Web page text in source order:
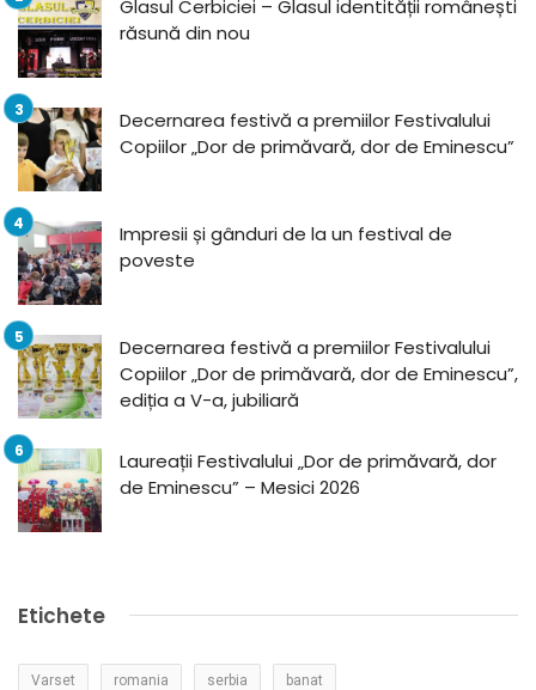
Glasul Cerbiciei – Glasul identității românești
răsună din nou
Decernarea festivă a premiilor Festivalului
Copiilor „Dor de primăvară, dor de Eminescu”
Impresii și gânduri de la un festival de
poveste
Decernarea festivă a premiilor Festivalului
Copiilor „Dor de primăvară, dor de Eminescu”,
ediția a V-a, jubiliară
Laureații Festivalului „Dor de primăvară, dor
de Eminescu” – Mesici 2026
Etichete
Varset romania serbia banat